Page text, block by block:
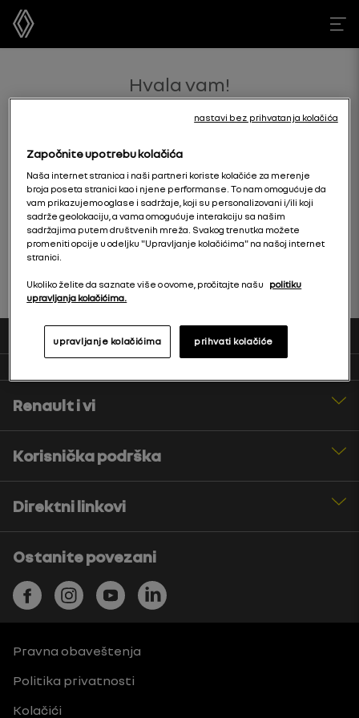
Hvala vam!
zahtev je potvrđen
pratite nas na
facebooku
početna stranica
Započnite upotrebu kolačića
Naša internet stranica i naši partneri koriste kolačiće za merenje
broja poseta stranici kao i njene performanse. To nam omogućuje da
vam prikazujemo oglase i sadržaje, koji su personalizovani i/ili koji
sadrže geolokaciju, a vama omogućuje interakciju sa našim
sadržajima putem društvenih mreža. Svakog trenutka možete
promeniti opcije u odeljku "Upravljanje kolačićima" na našoj internet
stranici.
Ukoliko želite da saznate više o ovome, pročitajte našu
politiku
upravljanja kolačićima.
prihvati kolačiće
upravljanje kolačićima
nastavi bez prihvatanja kolačića